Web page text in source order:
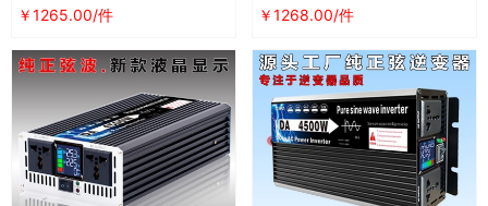
v48v60V72转220v大功率太阳
￥1265.00/件
2v24v48V60v72伏转220v太
阳能转换器
￥1268.00/件